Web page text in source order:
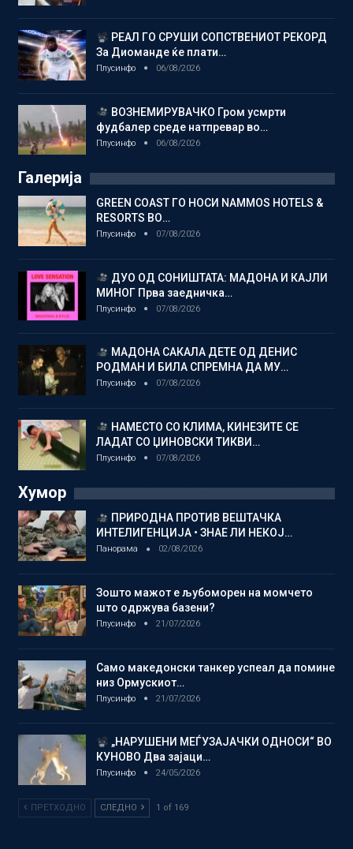
РЕАЛ ГО СРУШИ СОПСТВЕНИОТ РЕКОРД
За Диоманде ќе плати…
Плусинфо 06/08/2026
ВОЗНЕМИРУВАЧКО Гром усмрти
фудбалер среде натпревар во…
Плусинфо 06/08/2026
Галерија
GREEN COAST ГО НОСИ NAMMOS HOTELS &
RESORTS ВО…
Плусинфо 07/08/2026
ДУО ОД СОНИШТАТА: МАДОНА И КАЈЛИ
МИНОГ Прва заедничка…
Плусинфо 07/08/2026
МАДОНА САКАЛА ДЕТЕ ОД ДЕНИС
РОДМАН И БИЛА СПРЕМНА ДА МУ…
Плусинфо 07/08/2026
НАМЕСТО СО КЛИМА, КИНЕЗИТЕ СЕ
ЛАДАТ СО ЏИНОВСКИ ТИКВИ…
Плусинфо 07/08/2026
Хумор
ПРИРОДНА ПРОТИВ ВЕШТАЧКА
ИНТЕЛИГЕНЦИЈА • ЗНАЕ ЛИ НЕКОЈ…
Панорама 02/08/2026
Зошто мажот е љубоморен на момчето
што одржува базени?
Плусинфо 21/07/2026
Само македонски танкер успеал да помине
низ Ормускиот…
Плусинфо 21/07/2026
„НАРУШЕНИ МЕЃУЗАЈАЧКИ ОДНОСИ“ ВО
КУНОВО Два зајаци…
Плусинфо 24/05/2026
ПРЕТХОДНО СЛЕДНО 1 of 169